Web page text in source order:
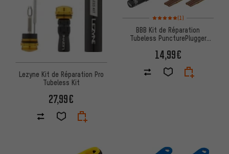
Lezyne Kit de Réparation Pro
Tubeless Kit
27,99€
Note moyenne : 5 sur 5
(1)
BBB Kit de Réparation
Tubeless PuncturePlugger
14,99€